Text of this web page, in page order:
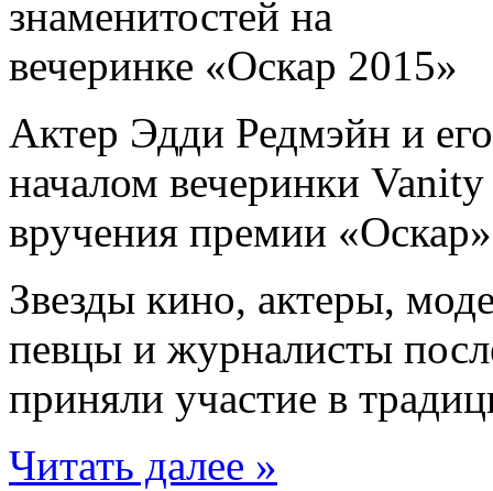
Актер Эдди Редмэйн и
началом вечеринки
вручения премии
Звезды кино, актеры,
певцы и журналисты
приняли участие в
Читать далее »